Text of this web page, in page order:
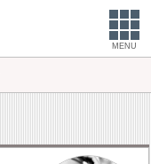
MENU